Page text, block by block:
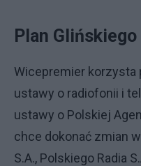
Plan
Wicepremier korzysta
ustawy o radiofonii i
ustawy o Polskiej
chce dokonać zmian
S.A., Polskiego Radia